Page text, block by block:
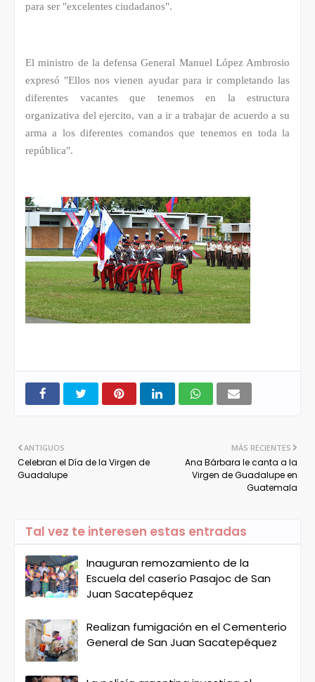
para ser "excelentes ciudadanos".
El ministro de la defensa General Manuel López Ambrosio
expresó "Ellos nos vienen ayudar para ir completando las
diferentes vacantes que tenemos en la estructura
organizativa del ejercito, van a ir a trabajar de acuerdo a su
arma a los diferentes comandos que tenemos en toda la
república".
MÁS RECIENTES
Ana Bárbara le canta a la
Virgen de Guadalupe en
Guatemala
ANTIGUOS
Celebran el Día de la Virgen de
Guadalupe
Tal vez te interesen estas entradas
Inauguran remozamiento de la
Escuela del caserío Pasajoc de San
Juan Sacatepéquez
Realizan fumigación en el Cementerio
General de San Juan Sacatepéquez